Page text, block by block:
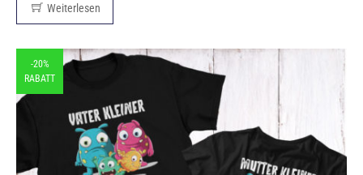
Weiterlesen
-20%
RABATT